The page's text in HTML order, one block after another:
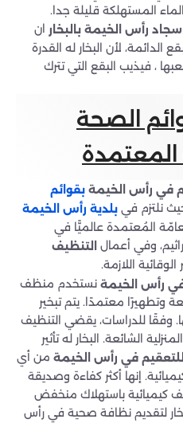
المستهلكة قليلة جدا.
رأس الخيمة بالبخار ان
الدائمة، لأن البخار له القدرة
، فيذيب البقع التي تترك
الصحة
المعتمدة
في رأس الخيمة بقوائم
نلتزم في بلدية رأس الخيمة
المُعتمدة عالميًّا في
وفي أعمال
التنظيف
الوقائية اللازمة.
رأس الخيمة نستخدم منظف
وتطهيرًا معتمدًا. يتم تبخير
وفقًا للدراسات، يقضي التنظيف
المنزلية الشائعة. البخار له تأثير
في رأس الخيمة من أي
إنها أكثر كفاءة وصديقة
كيميائية باستهلاك منخفض
لتقديم نظافة صحية في رأس